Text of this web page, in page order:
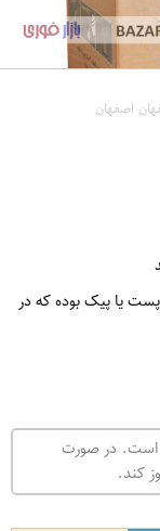
اصفهان
یا پیک بوده که در
است. در صورت
کند.